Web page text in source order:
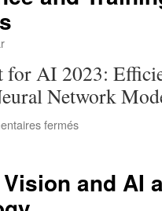
AI
AI 2023:
Network
ferméssur
Training
and AI